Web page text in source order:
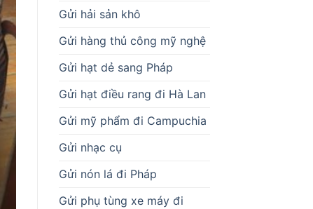
Gửi hải sản khô
Gửi hàng thủ công mỹ nghệ
Gửi hạt dẻ sang Pháp
Gửi hạt điều rang đi Hà Lan
Gửi mỹ phẩm đi Campuchia
Gửi nhạc cụ
Gửi nón lá đi Pháp
Gửi phụ tùng xe máy đi